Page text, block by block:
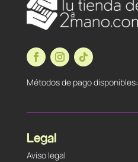
Métodos de pago disponibles:
Legal
Aviso legal